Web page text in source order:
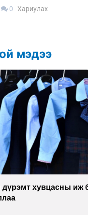
0 Хариулах
мэдээ
хувцасны иж